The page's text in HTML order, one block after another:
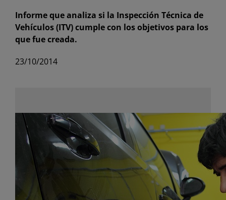
Informe que analiza si la Inspección Técnica de
Vehículos (ITV) cumple con los objetivos para los
que fue creada.
23/10/2014